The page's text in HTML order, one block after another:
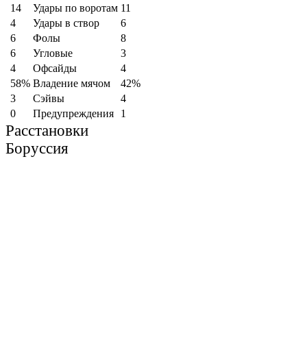
14 Удары по воротам 11
4
Удары в створ
6
6
Фолы
8
6
Угловые
3
4
Офсайды
4
58% Владение мячом
42%
3
Cэйвы
4
0
Предупреждения 1
Расстановки
Боруссия